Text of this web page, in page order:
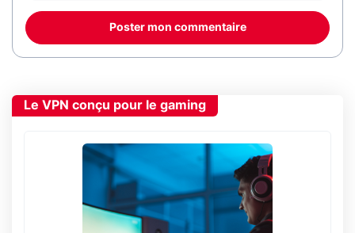
Poster mon commentaire
Le VPN conçu pour le gaming